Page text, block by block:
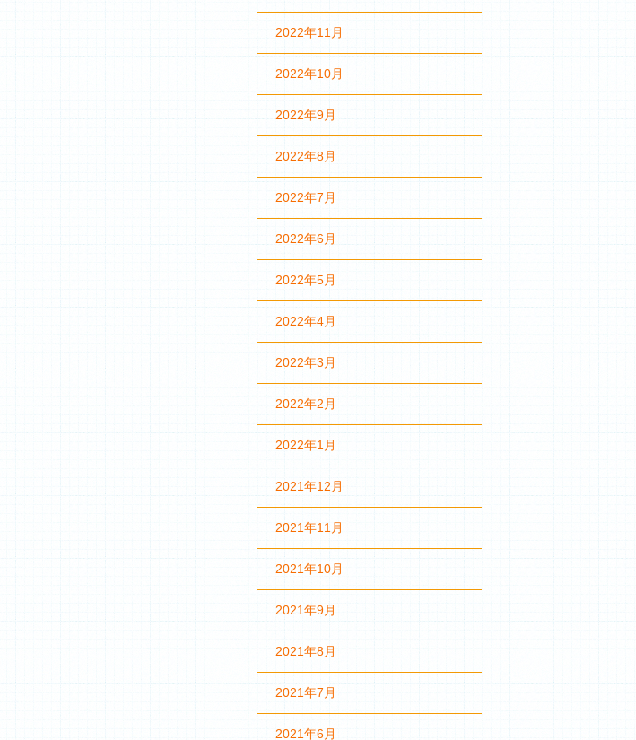
2022年11月
2022年10月
2022年9月
2022年8月
2022年7月
2022年6月
2022年5月
2022年4月
2022年3月
2022年2月
2022年1月
2021年12月
2021年11月
2021年10月
2021年9月
2021年8月
2021年7月
2021年6月